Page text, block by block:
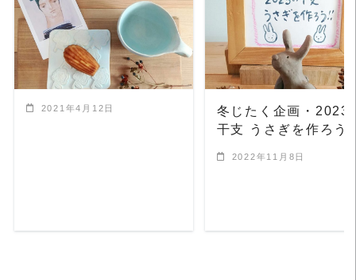
READ MORE
2021年4月12日
READ MORE
冬じたく企画・2023
干支 うさぎを作ろう
2022年11月8日